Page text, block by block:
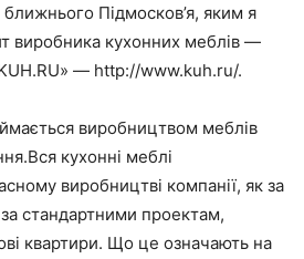
Підмосков’я, яким я
виробника кухонних меблів —
— http://www.kuh.ru/.
виробництвом меблів
кухонні меблі
виробництві компанії, як за
за стандартними проектам,
квартири. Що це означають на